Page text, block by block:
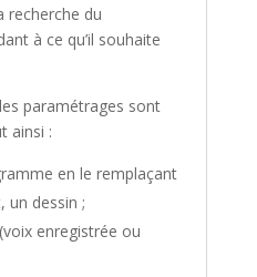
recherche du
à ce qu’il souhaite
paramétrages sont
ainsi :
en le remplaçant
un dessin ;
enregistrée ou